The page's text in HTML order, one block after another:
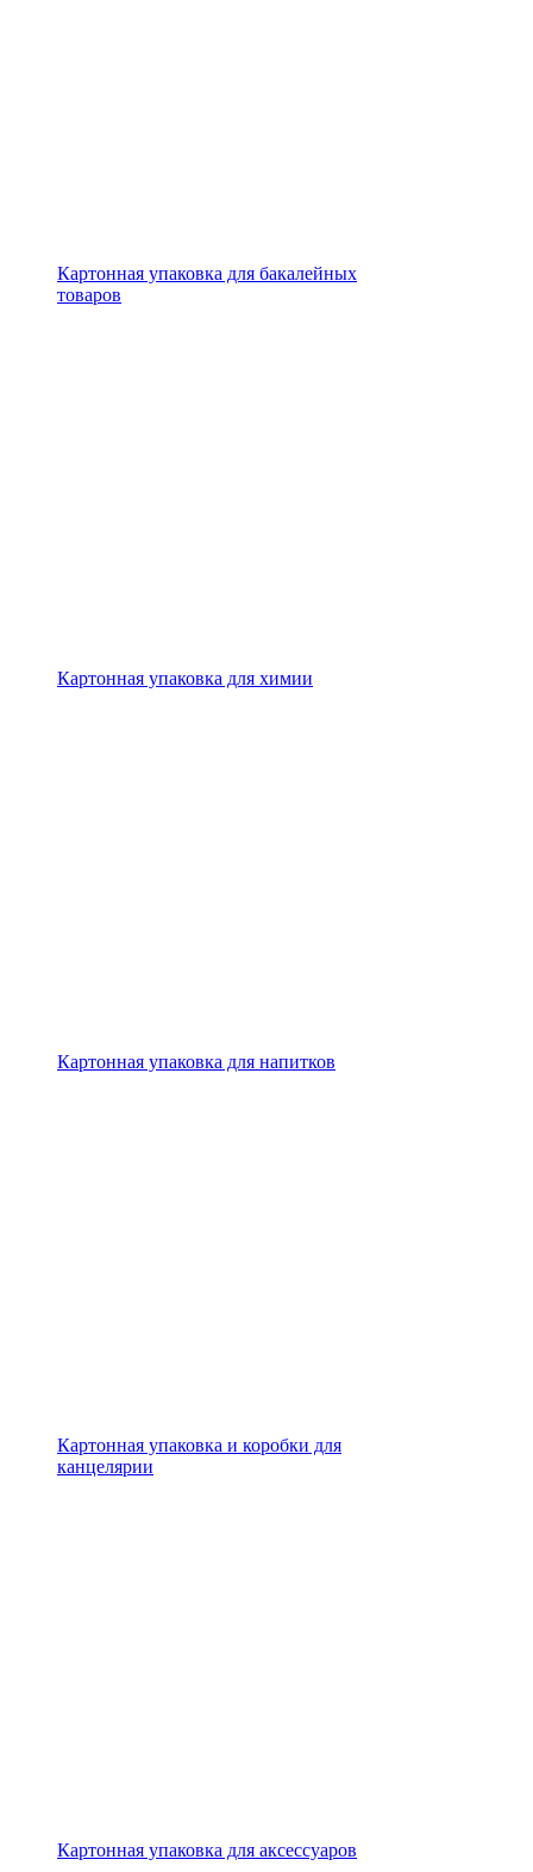
Картонная упаковка для бакалейных
товаров
Картонная упаковка для химии
Картонная упаковка для напитков
Картонная упаковка и коробки для
канцелярии
Картонная упаковка для аксессуаров